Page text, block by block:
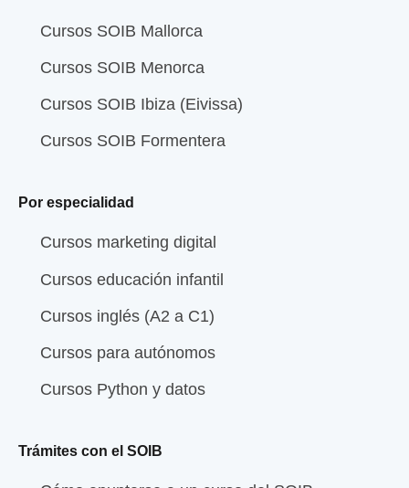
Cursos SOIB Mallorca
Cursos SOIB Menorca
Cursos SOIB Ibiza (Eivissa)
Cursos SOIB Formentera
Por especialidad
Cursos marketing digital
Cursos educación infantil
Cursos inglés (A2 a C1)
Cursos para autónomos
Cursos Python y datos
Trámites con el SOIB